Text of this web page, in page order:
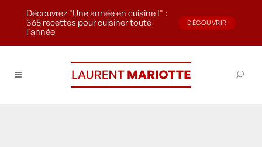
Découvrez "Une année en cuisine !" :
365 recettes pour cuisiner toute
l'année
DÉCOUVRIR